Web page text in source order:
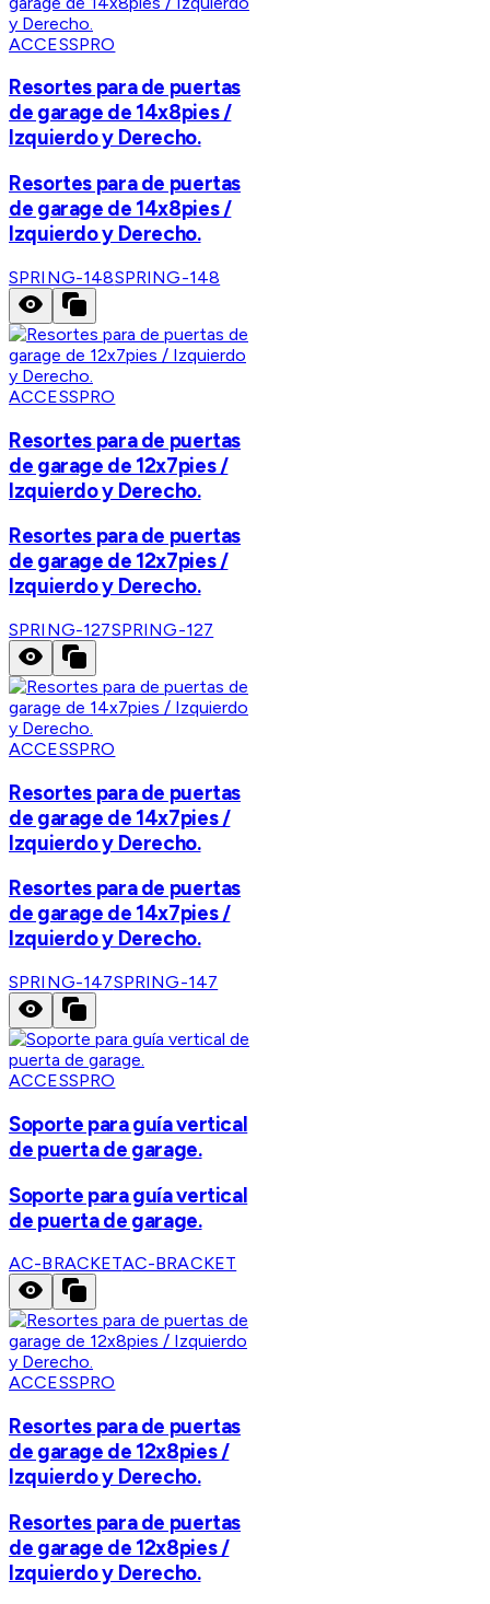
ACCESSPRO
Resortes para de puertas
de garage de 14x8pies /
Izquierdo y Derecho.
Resortes para de puertas
de garage de 14x8pies /
Izquierdo y Derecho.
SPRING-148SPRING-148
ACCESSPRO
Resortes para de puertas
de garage de 12x7pies /
Izquierdo y Derecho.
Resortes para de puertas
de garage de 12x7pies /
Izquierdo y Derecho.
SPRING-127SPRING-127
ACCESSPRO
Resortes para de puertas
de garage de 14x7pies /
Izquierdo y Derecho.
Resortes para de puertas
de garage de 14x7pies /
Izquierdo y Derecho.
SPRING-147SPRING-147
ACCESSPRO
Soporte para guía vertical
de puerta de garage.
Soporte para guía vertical
de puerta de garage.
AC-BRACKETAC-BRACKET
ACCESSPRO
Resortes para de puertas
de garage de 12x8pies /
Izquierdo y Derecho.
Resortes para de puertas
de garage de 12x8pies /
Izquierdo y Derecho.